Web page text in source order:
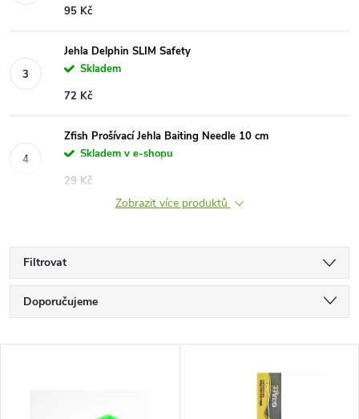
95 Kč
Jehla Delphin SLIM Safety
Skladem
72 Kč
Zfish Prošívací Jehla Baiting Needle 10 cm
Skladem v e-shopu
29 Kč
Zobrazit více produktů
Filtrovat
Ř
a
Doporučujeme